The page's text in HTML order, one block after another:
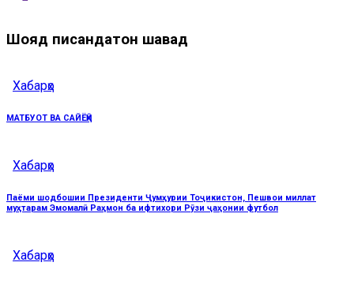
Шояд писандатон шавад
Хабарҳо
МАТБУОТ ВА САЙЁҲӢ
Хабарҳо
Паёми шодбошии Президенти Ҷумҳурии Тоҷикистон, Пешвои миллат
муҳтарам Эмомалӣ Раҳмон ба ифтихори Рӯзи ҷаҳонии футбол
Хабарҳо